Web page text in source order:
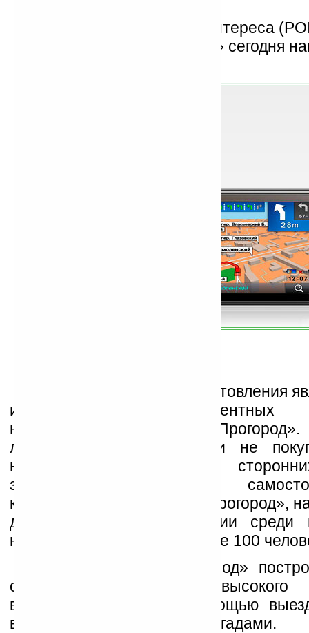
Дополнена база точек интереса
карты сервиса «Прогород» сегодня
Карты собственного изготовления
из ключевых конкурентных
навигационного сервиса
лицензирует картоснову и не
навигационные карты у
занимаясь разработкой
картографический отдел «Прогород»,
день крупнейший в России среди
навигационного рынка: более 100
Карты сервиса «Прогород»
спутниковых снимков высокого
верифицированных с помощью
выполненных полевыми бригадами.